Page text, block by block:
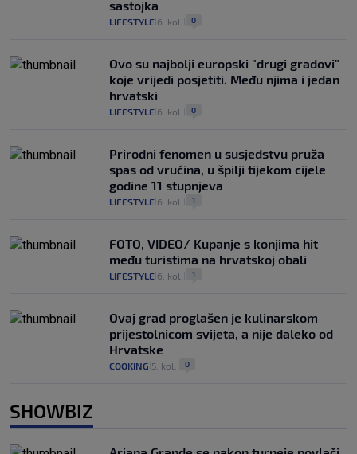
sastojka
LIFESTYLE 6. kol. 0
Ovo su najbolji europski "drugi gradovi"
koje vrijedi posjetiti. Među njima i jedan
hrvatski
LIFESTYLE 6. kol. 0
Prirodni fenomen u susjedstvu pruža
spas od vrućina, u špilji tijekom cijele
godine 11 stupnjeva
LIFESTYLE 6. kol. 1
FOTO, VIDEO/ Kupanje s konjima hit
među turistima na hrvatskoj obali
LIFESTYLE 6. kol. 1
Ovaj grad proglašen je kulinarskom
prijestolnicom svijeta, a nije daleko od
Hrvatske
COOKING 5. kol. 0
SHOWBIZ